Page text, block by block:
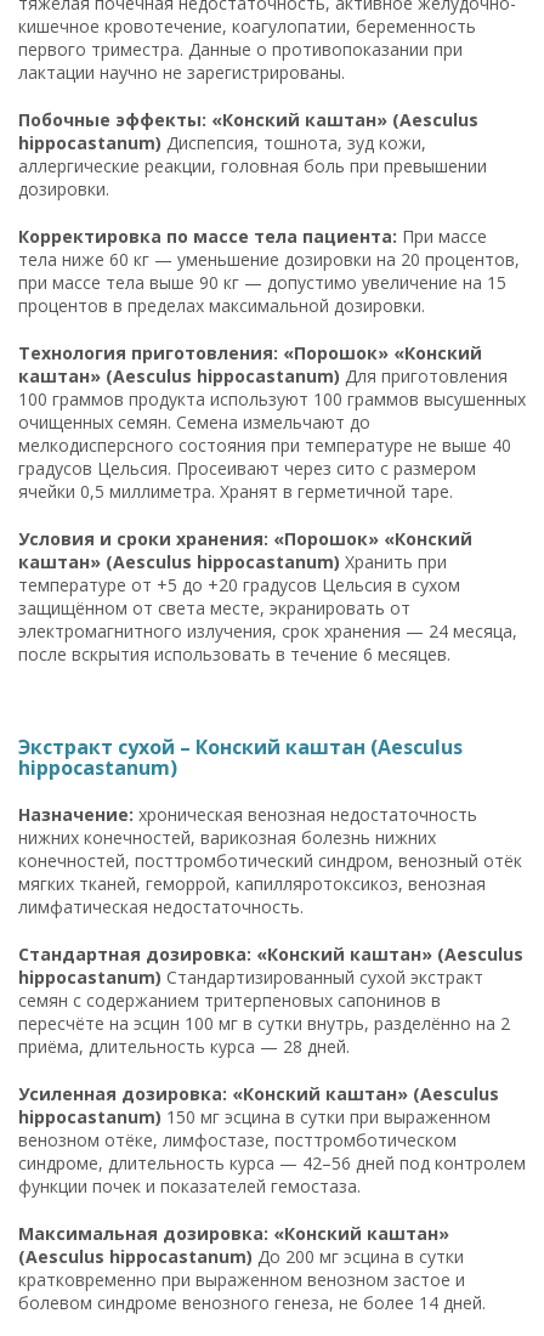
кишечное кровотечение, коагулопатии, беременность
первого триместра. Данные о противопоказании при
лактации научно не зарегистрированы.
Побочные эффекты: «Конский каштан» (Aesculus
hippocastanum) Диспепсия, тошнота, зуд кожи,
аллергические реакции, головная боль при превышении
дозировки.
Корректировка по массе тела пациента: При массе
тела ниже 60 кг — уменьшение дозировки на 20 процентов,
при массе тела выше 90 кг — допустимо увеличение на 15
процентов в пределах максимальной дозировки.
Технология приготовления: «Порошок» «Конский
каштан» (Aesculus hippocastanum) Для приготовления
100 граммов продукта используют 100 граммов высушенных
очищенных семян. Семена измельчают до
мелкодисперсного состояния при температуре не выше 40
градусов Цельсия. Просеивают через сито с размером
ячейки 0,5 миллиметра. Хранят в герметичной таре.
Условия и сроки хранения: «Порошок» «Конский
каштан» (Aesculus hippocastanum) Хранить при
температуре от +5 до +20 градусов Цельсия в сухом
защищённом от света месте, экранировать от
электромагнитного излучения, срок хранения — 24 месяца,
после вскрытия использовать в течение 6 месяцев.
Экстракт сухой – Конский каштан (Aesculus
hippocastanum)
Назначение: хроническая венозная недостаточность
нижних конечностей, варикозная болезнь нижних
конечностей, посттромботический синдром, венозный отёк
мягких тканей, геморрой, капилляротоксикоз, венозная
лимфатическая недостаточность.
Стандартная дозировка: «Конский каштан» (Aesculus
hippocastanum) Стандартизированный сухой экстракт
семян с содержанием тритерпеновых сапонинов в
пересчёте на эсцин 100 мг в сутки внутрь, разделённо на 2
приёма, длительность курса — 28 дней.
Усиленная дозировка: «Конский каштан» (Aesculus
hippocastanum) 150 мг эсцина в сутки при выраженном
венозном отёке, лимфостазе, посттромботическом
синдроме, длительность курса — 42–56 дней под контролем
функции почек и показателей гемостаза.
Максимальная дозировка: «Конский каштан»
(Aesculus hippocastanum) До 200 мг эсцина в сутки
кратковременно при выраженном венозном застое и
болевом синдроме венозного генеза, не более 14 дней.